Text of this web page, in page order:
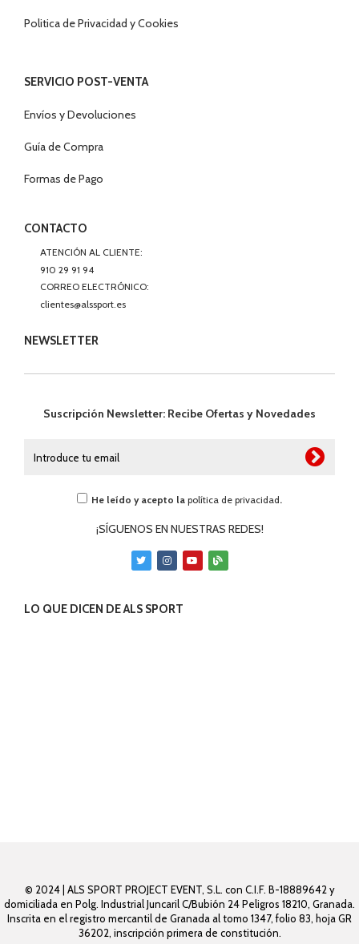
Politica de Privacidad y Cookies
SERVICIO POST-VENTA
Envíos y Devoluciones
Guía de Compra
Formas de Pago
CONTACTO
ATENCIÓN AL CLIENTE:
910 29 91 94
CORREO ELECTRÓNICO:
clientes@alssport.es
NEWSLETTER
Suscripción Newsletter: Recibe Ofertas y Novedades
He leído y acepto la política de privacidad.
¡SÍGUENOS EN NUESTRAS REDES!
LO QUE DICEN DE ALS SPORT
© 2024 | ALS SPORT PROJECT EVENT, S.L. con C.I.F. B-18889642 y
domiciliada en Polg. Industrial Juncaril C/Bubión 24 Peligros 18210, Granada.
Inscrita en el registro mercantil de Granada al tomo 1347, folio 83, hoja GR
36202, inscripción primera de constitución.